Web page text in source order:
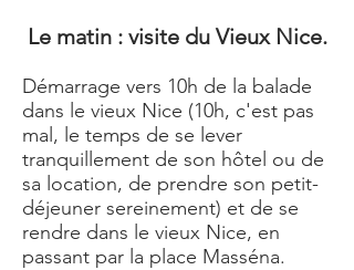
Le matin : visite du Vieux Nice.
Démarrage vers 10h de la balade
dans le vieux Nice (10h, c'est pas
mal, le temps de se lever
tranquillement de son hôtel ou de
sa location, de prendre son petit-
déjeuner sereinement) et de se
rendre dans le vieux Nice, en
passant par la place Masséna.